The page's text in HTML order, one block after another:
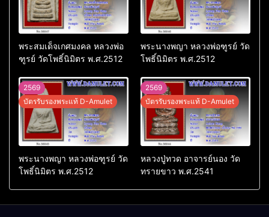
พระสมเด็จเกศมงคล หลวงพ่อ
ฑูรย์ วัดโพธิ์นิมิตร พ.ศ.2512
พระนางพญา หลวงพ่อฑูรย์ วัด
โพธิ์นิมิตร พ.ศ.2512
2569
บัตรรับรองพระแท้ D-Amulet
พระนางพญา หลวงพ่อฑูรย์ วัด
โพธิ์นิมิตร พ.ศ.2512
2569
บัตรรับรองพระแท้ D-Amulet
หลวงปู่ทวด อาจารย์นอง วัด
ทรายขาว พ.ศ.2541